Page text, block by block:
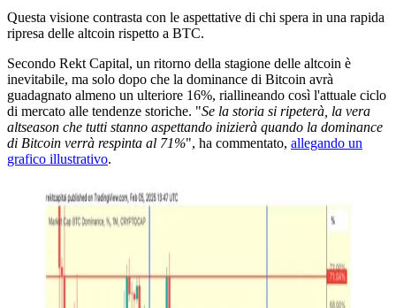
Questa visione contrasta con le aspettative di chi spera in una rapida
ripresa delle altcoin rispetto a BTC.
Secondo Rekt Capital, un ritorno della stagione delle altcoin è
inevitabile, ma solo dopo che la dominance di Bitcoin avrà
guadagnato almeno un ulteriore 16%, riallineando così l'attuale ciclo
di mercato alle tendenze storiche. "Se la storia si ripeterà, la vera
altseason che tutti stanno aspettando inizierà quando la dominance
di Bitcoin verrà respinta al 71%", ha commentato, allegando un
grafico illustrativo.